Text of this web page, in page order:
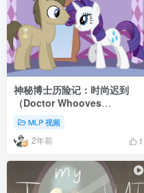
神秘博士历险记：时尚迟到
（Doctor Whooves
Adventures:Fashionably
Late）MLP 视频
2年前 1